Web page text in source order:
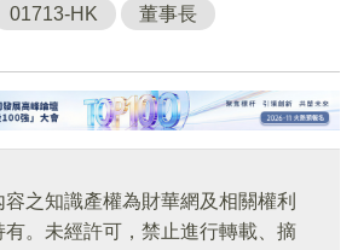
01713-HK 董事長
之知識產權為財華網及相關權利
有。未經許可，禁止進行轉載、摘